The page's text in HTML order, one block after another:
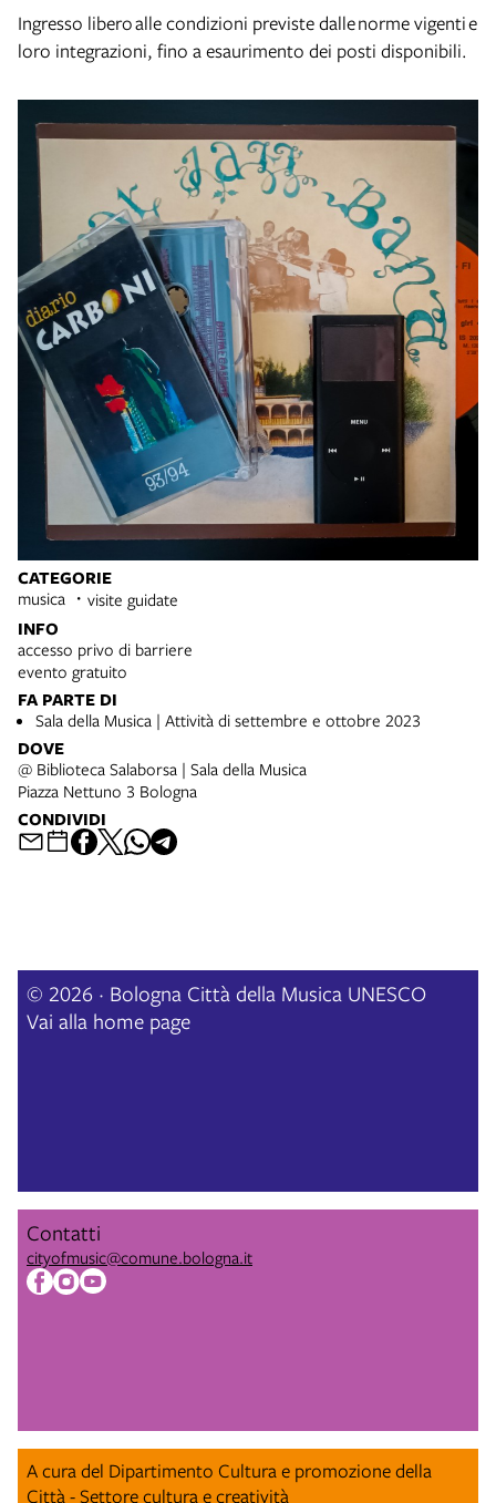
CATEGORIE
musica visite guidate
INFO
accesso privo di barriere
evento gratuito
FA PARTE DI
Sala della Musica | Attività di settembre e ottobre 2023
DOVE
@ Biblioteca Salaborsa | Sala della Musica
Piazza Nettuno 3 Bologna
CONDIVIDI
Ingresso libero alle condizioni previste dalle norme vigenti e
loro integrazioni, fino a esaurimento dei posti disponibili.
© 2026 · Bologna Città della Musica UNESCO
Vai alla home page
Contatti
cityofmusic@comune.bologna.it
A cura del Dipartimento Cultura e promozione della
Città - Settore cultura e creatività